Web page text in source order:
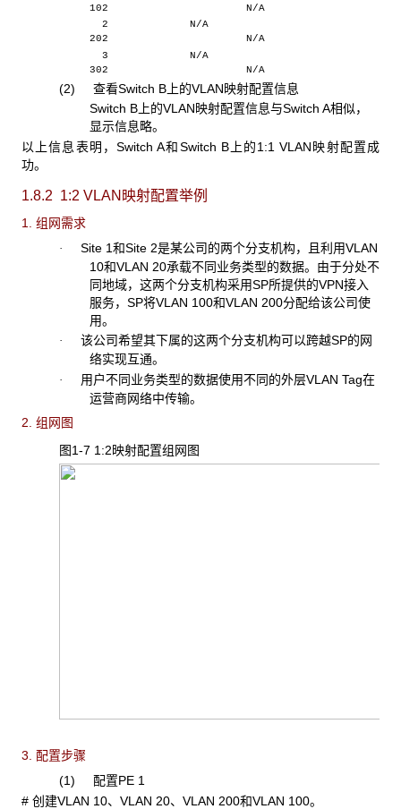
102 N/A
2 N/A
202 N/A
3 N/A
302 N/A
(2) 查看Switch B上的VLAN映射配置信息
Switch B上的VLAN映射配置信息与Switch A相似，
显示信息略。
以上信息表明，Switch A和Switch B上的1:1 VLAN映射配置成
功。
1.8.2 1:2 VLAN 映射配置举例
1. 组网需求
· Site 1和Site 2是某公司的两个分支机构，且利用VLAN
10和VLAN 20承载不同业务类型的数据。由于分处不
同地域，这两个分支机构采用SP所提供的VPN接入
服务，SP将VLAN 100和VLAN 200分配给该公司使
用。
· 该公司希望其下属的这两个分支机构可以跨越SP的网
络实现互通。
· 用户不同业务类型的数据使用不同的外层VLAN Tag在
运营商网络中传输。
2. 组网图
图1-7 1:2映射配置组网图
3. 配置步骤
(1) 配置PE 1
# 创建VLAN 10、VLAN 20、VLAN 200和VLAN 100。